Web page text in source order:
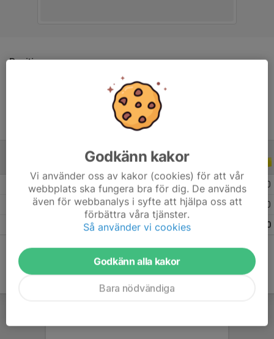
Position
-
12 år
ALLA ÅR
1 0 0 0
10 0 0
0
Godkänn kakor
Vi använder oss av kakor (cookies) för att vår
webbplats ska fungera bra för dig. De används
även för webbanalys i syfte att hjälpa oss att
förbättra våra tjänster.
Så använder vi cookies
Godkänn alla kakor
Bara nödvändiga